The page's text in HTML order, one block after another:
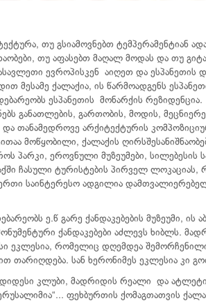
თუ გსიამოვნებთ ტემპერამენტიან
თუ აფასებთ მაღალ მოდას და თუ
ევროპისკენ აიღეთ და ესპანეთის
მესამე ქალაქია, ის წარმოადგენს
ესპანეთის მონარქის
განათლების, გართობის, მოდის,
თანამედროვე არქიტექტურის
მოწყობილი, ქალაქის
პარკი, ეროვნული მუზეუმები, სილებესის
ჩასული ტურისტების პირველ
საინტერესო ადგილია
ე.წ გარე ქანდაკებების მუზეუმი,
ქანდაკებები აძლევს ხიბლს.
ეკლესია, რომელიც დღემდეა
თარიღდება. სან ხერონიმეს ეკლესია კი
კლუბი, მადრიდის რეალი და
ფეხბურთის ქომაგთათვის